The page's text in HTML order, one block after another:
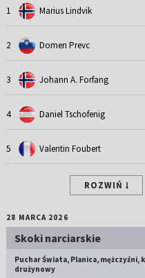
1 Marius Lindvik
2 Domen Prevc
3 Johann A. Forfang
4 Daniel Tschofenig
5 Valentin Foubert
ROZWIŃ
28 MARCA 2026
Skoki narciarskie
Puchar Świata, Planica, mężczyźni,
drużynowy